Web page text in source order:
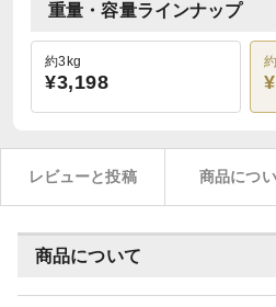
重量・容量ラインナップ
約3kg
¥3,198
レビューと投稿 商品につ
商品について